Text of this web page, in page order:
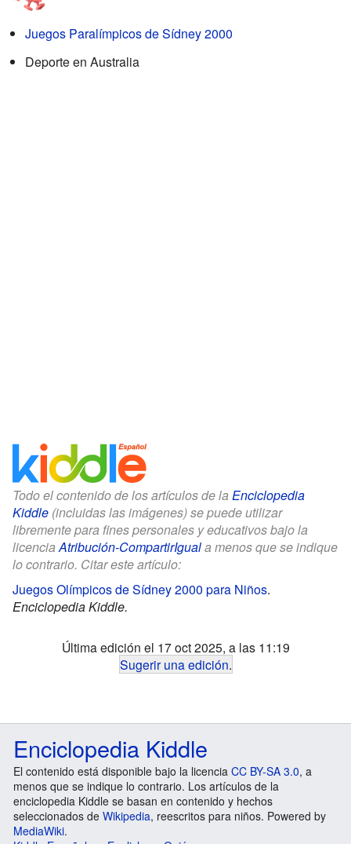
Juegos Paralímpicos de Sídney 2000
Deporte en Australia
Todo el contenido de los artículos de la Enciclopedia
Kiddle (incluidas las imágenes) se puede utilizar
libremente para fines personales y educativos bajo la
licenciaAtribución-CompartirIguala menos que se indique
lo contrario. Citar este artículo:
Juegos Olímpicos de Sídney 2000 para Niños.
Enciclopedia Kiddle.
Última edición el 17 oct 2025, a las 11:19
Sugerir una edición.
Enciclopedia Kiddle
El contenido está disponible bajo la licencia CC BY-SA 3.0, a
menos que se indique lo contrario. Los artículos de la
enciclopedia Kiddle se basan en contenido y hechos
seleccionados de Wikipedia, reescritos para niños. Powered by
MediaWiki.